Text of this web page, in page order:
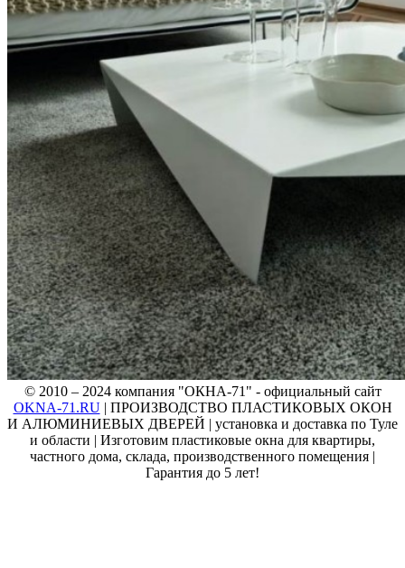
© 2010 – 2024 компания "ОКНА-71" - официальный сайт
OKNA-71.RU| ПРОИЗВОДСТВО ПЛАСТИКОВЫХ ОКОН
И АЛЮМИНИЕВЫХ ДВЕРЕЙ | установка и доставка по Туле
и области | Изготовим пластиковые окна для квартиры,
частного дома, склада, производственного помещения |
Гарантия до 5 лет!